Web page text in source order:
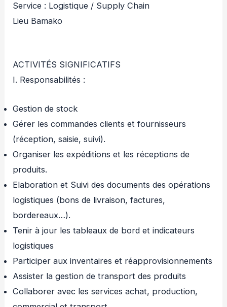
Service : Logistique / Supply Chain
Lieu Bamako
ACTIVITÉS SIGNIFICATIFS
I. Responsabilités :
Gestion de stock
Gérer les commandes clients et fournisseurs
(réception, saisie, suivi).
Organiser les expéditions et les réceptions de
produits.
Elaboration et Suivi des documents des opérations
logistiques (bons de livraison, factures,
bordereaux…).
Tenir à jour les tableaux de bord et indicateurs
logistiques
Participer aux inventaires et réapprovisionnements
Assister la gestion de transport des produits
Collaborer avec les services achat, production,